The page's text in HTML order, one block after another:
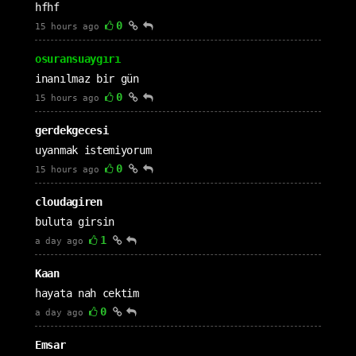
hfhf
15 hours ago 0
osuransuaygırı
inanılmaz bir gün
15 hours ago 0
gerdekgecesi
uyanmak istemiyorum
15 hours ago 0
cloudagiren
buluta girsin
a day ago 1
Kaan
hayata nah cektim
a day ago 0
Emsar